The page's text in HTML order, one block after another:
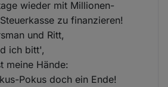
wieder mit Millionen-
zu finanzieren!
und Ritt,
ich bitt',
meine Hände:
Pokus doch ein Ende!